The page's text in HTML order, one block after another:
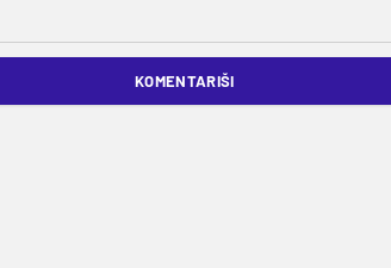
KOMENTARIŠI